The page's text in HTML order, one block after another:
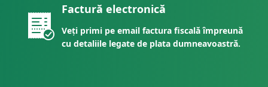
Factură electronică
Veți primi pe email factura fiscală împreună
cu detaliile legate de plata dumneavoastră.